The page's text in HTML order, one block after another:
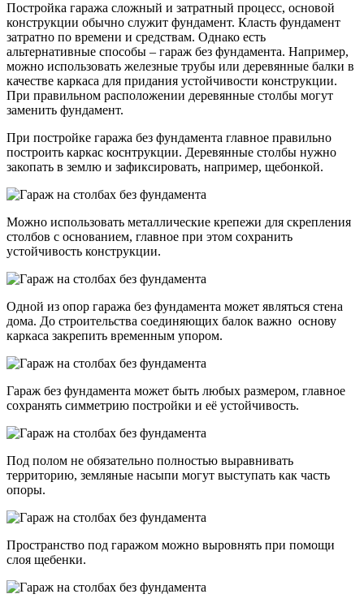
Постройка гаража сложный и затратный процесс, основой
конструкции обычно служит фундамент. Класть фундамент
затратно по времени и средствам. Однако есть
альтернативные способы – гараж без фундамента. Например,
можно использовать железные трубы или деревянные балки в
качестве каркаса для придания устойчивости конструкции.
При правильном расположении деревянные столбы могут
заменить фундамент.
При постройке гаража без фундамента главное правильно
построить каркас коснтрукции. Деревянные столбы нужно
закопать в землю и зафиксировать, например, щебонкой.
Можно использовать металлические крепежи для скрепления
столбов с основанием, главное при этом сохранить
устойчивость конструкции.
Одной из опор гаража без фундамента может являться стена
дома. До строительства соединяющих балок важно основу
каркаса закрепить временным упором.
Гараж без фундамента может быть любых размером, главное
сохранять симметрию постройки и её устойчивость.
Под полом не обязательно полностью выравнивать
территорию, земляные насыпи могут выступать как часть
опоры.
Пространство под гаражом можно выровнять при помощи
слоя щебенки.